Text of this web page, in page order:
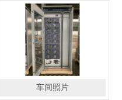
车间照片